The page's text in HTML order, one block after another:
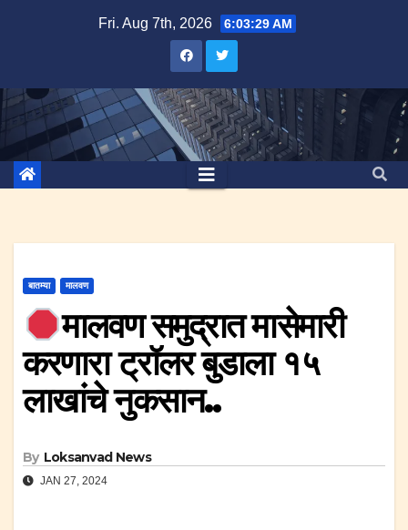
Fri. Aug 7th, 2026 6:03:29 AM
बातम्या मालवण
मालवण समुद्रात मासेमारी
करणारा ट्रॉलर बुडाला १५
लाखांचे नुकसान..
By Loksanvad News
JAN 27, 2024